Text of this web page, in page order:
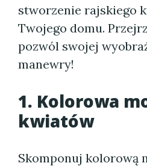
stworzenie rajskiego
Twojego domu.
pozwól swojej
manewry!
1. Kolorowa
kwiatów
Skomponuj kolorową